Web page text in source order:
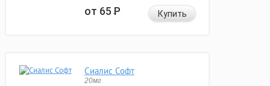
от 65Р Купить
Сиалис Софт
20мг